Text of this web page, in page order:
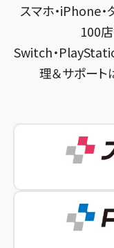
スマホスピタ
スマホスピタル
スマホスピタ
スマホスピタ
スマホスピタ
スマホスピタ
スマホスピタ
スマホスピタ
スマホスピタ
スマホスピタ
スマホスピタ
スマホスピタ
スマホスピタ
スマホスピタ
スマホ・iPhone
100店
Switch・
理＆サポート